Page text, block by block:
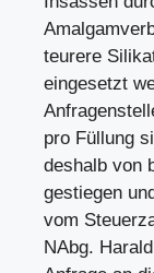
teurere
eingesetzt
pro Füllung
deshalb von
gestiegen
vom
NAbg.